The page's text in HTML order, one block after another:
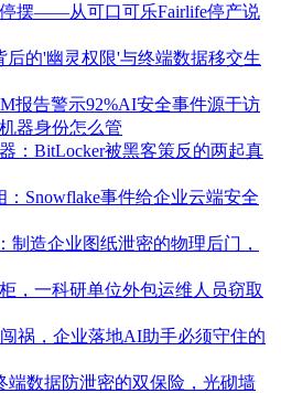
摆——从可口可乐Fairlife停产说
后的'幽灵权限'与终端数据移交生
报告警示92%AI安全事件源于访
器身份怎么管
：BitLocker被黑客策反的两起真
Snowflake事件给企业云端安全
制造企业图纸泄密的物理后门，
，一科研单位外包运维人员窃取
祸，企业落地AI助手必须守住的
端数据防泄密的双保险，光砌墙